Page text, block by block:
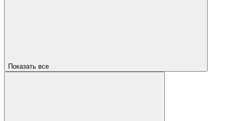
Показать все